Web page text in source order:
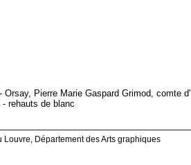
Pierre Marie Gaspard Grimod, comte d'
rehauts de blanc
Département des Arts graphiques